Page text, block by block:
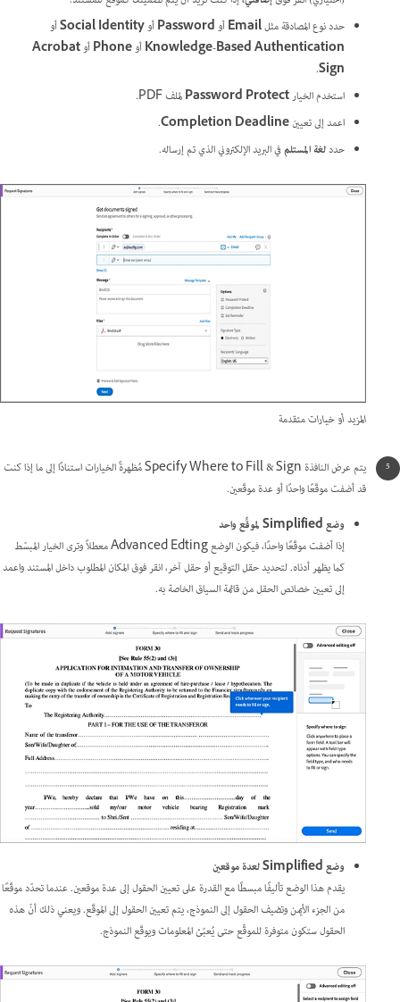
حدد نوع المصادقة مثلEmailأوPasswordأوSocial Identityأو
Knowledge-Based AuthenticationأوPhoneأوAcrobat
Sign
.
استخدم الخيارPassword Protectلملف PDF.
اعمد إلى تعيينCompletion Deadline
.
حددلغة المستلمفي البريد الإلكتروني الذي تم إرساله.
المزيد أو خيارات متقدمة
يتم عرض النافذة Specify Where to Fill & Sign مُظهرةً الخيارات استنادًا إلى ما إذا كنت
قد أضفت موقّعًا واحدًا أو عدة موقّعين.
وضع Simplified لموقِّع واحد
إذا أضفت موقّعًا واحدًا، فيكون الوضع Advanced Edting معطلاً وترى الخيار المبسّط
كما يظهر أدناه. لتحديد حقل التوقيع أو حقل آخر، انقر فوق المكان المطلوب داخل المستند واعمد
إلى تعيين خصائص الحقل من قائمة السياق الخاصة به.
وضع Simplified لعدة موقعين
يقدم هذا الوضع تأليفًا مبسطًا مع القدرة على تعيين الحقول إلى عدة موقعين. عندما تحدّد موقّعًا
من الجزء الأيمن وتضيف الحقول إلى النموذج، يتم تعيين الحقول إلى الموقّع. ويعني ذلك أنّ هذه
الحقول ستكون متوفرة للموقِّع حتى يُعبّئ المعلومات ويوقّع النموذج.